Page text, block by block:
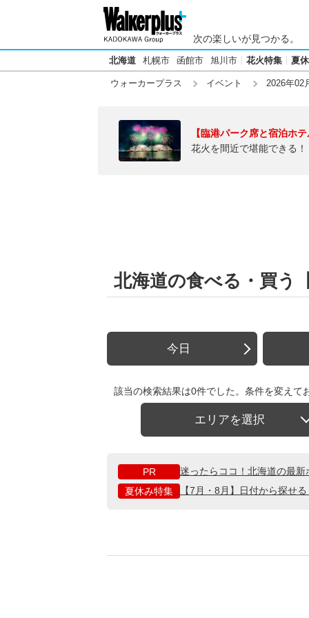
次の楽しいが見つかる。
北海道 札幌市 函館市 旭川市 花火特集 夏
ウォーカープラス イベント 2026年02
【臨港パーク席と宿泊ホ
花火を間近で堪能できる
北海道の食べる・買う
今日
該当の検索結果は0件でした。条件を変えて
エリアを選択
PR
迷ったらココ！北海道の最
夏休み特集
【7月・8月】日付から探せ